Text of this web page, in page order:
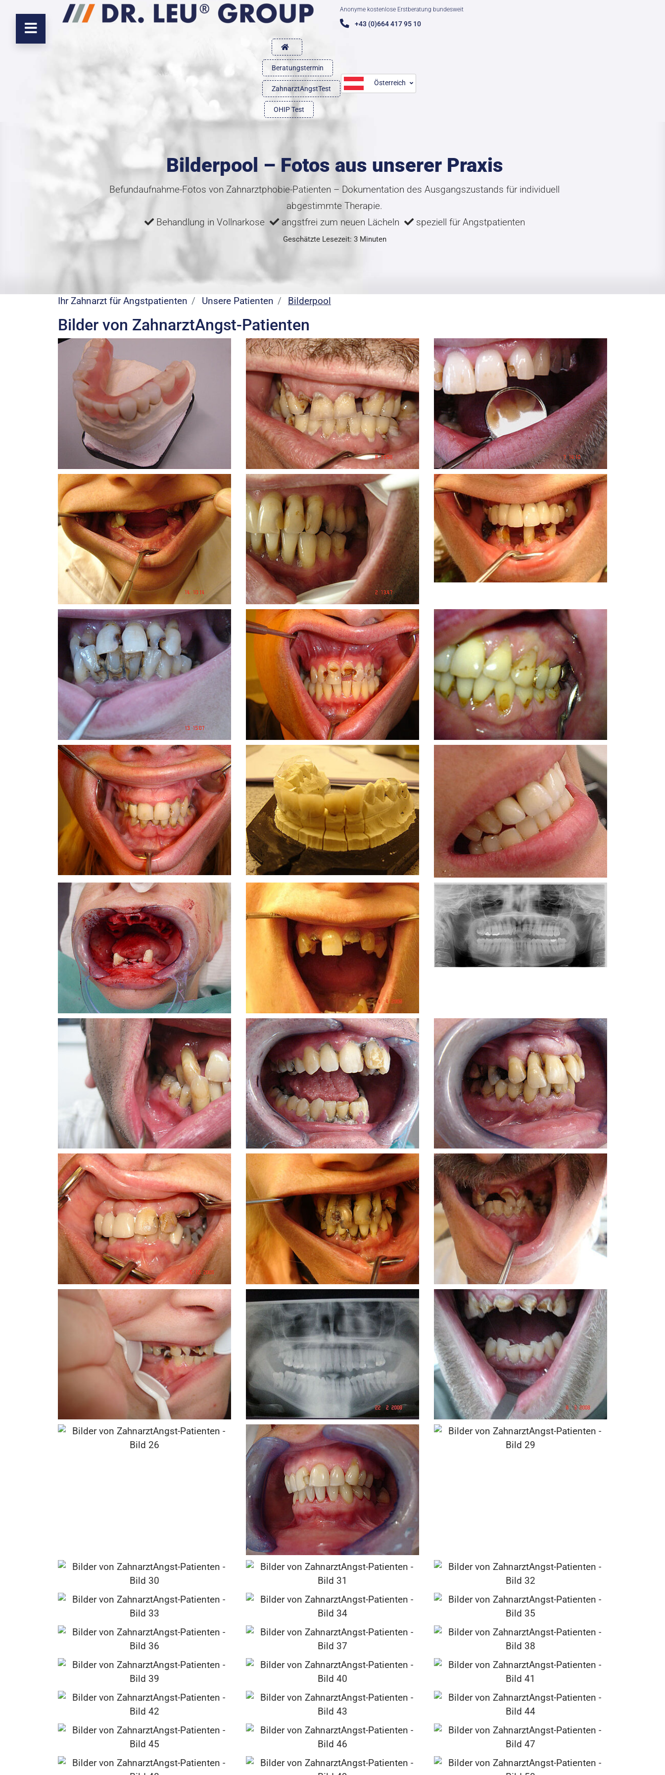
Anonyme kostenlose Erstberatung bundesweit
+43 (0)664 417 95 10
Beratungstermin
ZahnarztAngstTest
OHIP Test
Österreich
Bilderpool – Fotos aus unserer Praxis
Befundaufnahme-Fotos von Zahnarztphobie-Patienten – Dokumentation des Ausgangszustands für individuell
abgestimmte Therapie.
Behandlung in Vollnarkose
angstfrei zum neuen Lächeln speziell für Angstpatienten
Geschätzte Lesezeit: 3 Minuten
Ihr Zahnarzt für Angstpatienten Unsere Patienten Bilderpool
Bilder von ZahnarztAngst-Patienten